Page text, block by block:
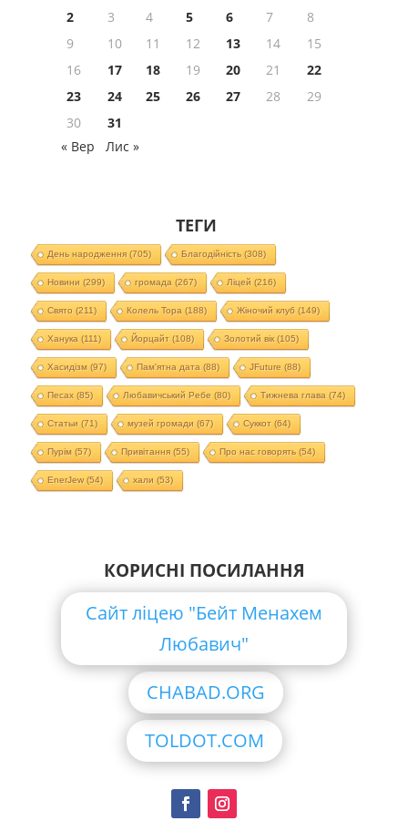
2
3 4 5 6 7
8
9
10 11 12 13 14
15
16
17 18 19 20 21
22
23
24 25 26 27 28
29
30
31
« Вер
Лис »
ТЕГИ
День народження(705) Благодійність (308)
Новини (299) громада (267) Ліцей (216)
Свято (211) Колель Тора (188) Жіночий клуб (149)
Ханука (111) Йорцайт (108) Золотий вік(105)
Хасидізм (97) Пам'ятна дата (88) JFuture (88)
Песах(85) Любавичський Ребе (80) Тижнева глава (74)
Статьи (71) музей громади (67) Суккот (64)
Пурім (57) Привітання(55) Про нас говорять (54)
EnerJew(54) хали (53)
КОРИСНІ ПОСИЛАННЯ
Сайт ліцею "Бейт Менахем
Любавич"
CHABAD.ORG
TOLDOT.COM